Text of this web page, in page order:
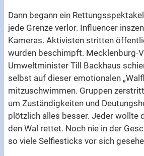
Dann begann ein
jede Grenze verlor. Influencer
Kameras. Aktivisten stritten
wurden beschimpft. Mecklenburg-
Umweltminister Till Backhaus
selbst auf dieser emotionalen
mitzuschwimmen. Gruppen
um Zuständigkeiten und
plötzlich alles besser. Jeder wollte
den Wal rettet. Noch nie in der
so viele Selfiesticks vor sich